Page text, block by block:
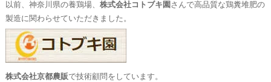
以前、神奈川県の養鶏場、 株式会社コトブキ園 さんで高品質な鶏糞堆肥の
製造に関わらせていただきました。
株式会社京都農販で技術顧問をしています。